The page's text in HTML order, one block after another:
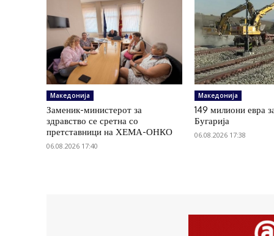
Македонија
Заменик-министерот за
здравство се сретна со
претставници на ХЕМА-ОНКО
06.08.2026 17:40
Македонија
149 милиони евра
Бугарија
06.08.2026 17:38